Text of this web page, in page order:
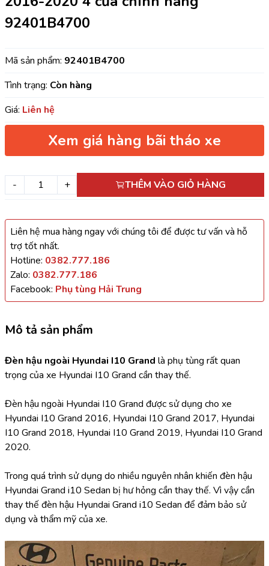
92401B4700
Mã sản phẩm: 92401B4700
Tình trạng: Còn hàng
Giá: Liên hệ
Xem giá hàng bãi tháo xe
- + THÊM VÀO GIỎ HÀNG
Liên hệ mua hàng ngay với chúng tôi để được tư vấn và hỗ
trợ tốt nhất.
Hotline: 0382.777.186
Zalo: 0382.777.186
Facebook: Phụ tùng Hải Trung
Mô tả sản phẩm
Đèn hậu ngoài Hyundai I10 Grand là phụ tùng rất quan
trọng của xe Hyundai I10 Grand cần thay thế.
Đèn hậu ngoài Hyundai I10 Grand được sử dụng cho xe
Hyundai I10 Grand 2016, Hyundai I10 Grand 2017, Hyundai
I10 Grand 2018, Hyundai I10 Grand 2019, Hyundai I10 Grand
2020.
Trong quá trình sử dụng do nhiều nguyên nhân khiến đèn hậu
Hyundai Grand i10 Sedan bị hư hỏng cần thay thế. Vì vậy cần
thay thế đèn hậu Hyundai Grand i10 Sedan để đảm bảo sử
dụng và thẩm mỹ của xe.